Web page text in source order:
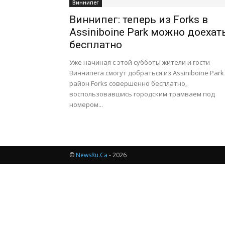
Виннипег
Виннипег: теперь из Forks в
Assiniboine Park можно
бесплатно
Уже начиная с этой субботы жители и гости
Виннипега смогут добраться из Assiniboine Park
район Forks совершенно бесплатно,
воспользовавшись городским трамваем под
номером...
© NewsRu.Ca - 2026